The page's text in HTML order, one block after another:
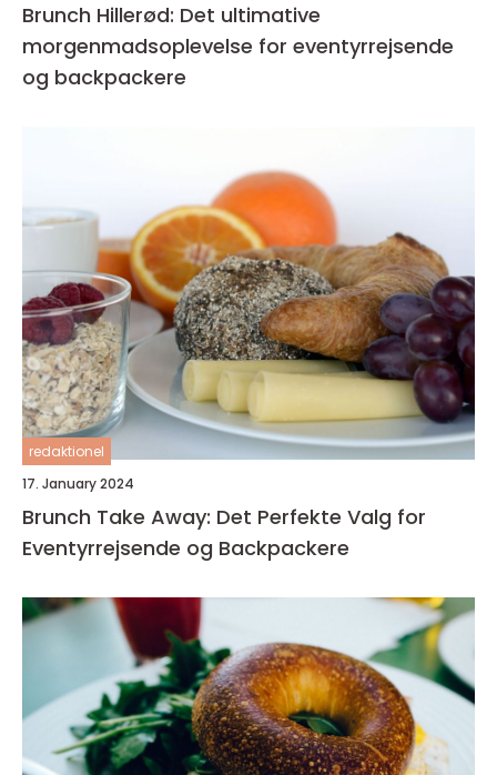
Brunch Hillerød: Det ultimative
morgenmadsoplevelse for eventyrrejsende
og backpackere
redaktionel
17. January 2024
Brunch Take Away: Det Perfekte Valg for
Eventyrrejsende og Backpackere